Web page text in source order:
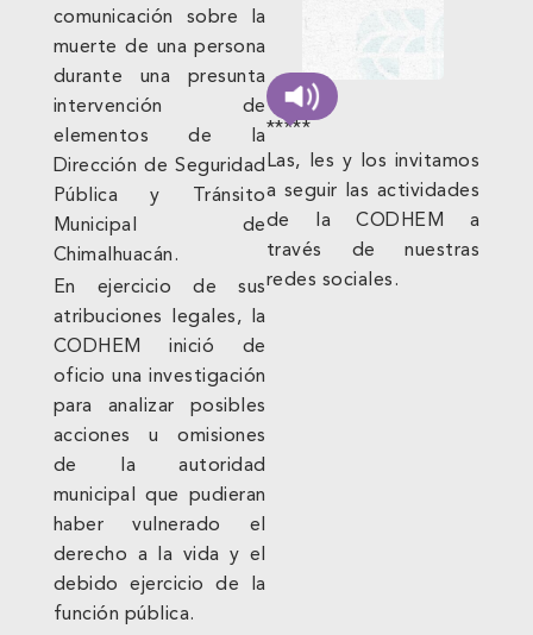
comunicación sobre la
muerte de una persona
durante una presunta
intervención de
elementos de la
Dirección de Seguridad
Pública y Tránsito
Municipal de
Chimalhuacán.
En ejercicio de sus
atribuciones legales, la
CODHEM inició de
oficio una investigación
para analizar posibles
acciones u omisiones
de la autoridad
municipal que pudieran
haber vulnerado el
derecho a la vida y el
debido ejercicio de la
función pública.
*****
Las, les y los invitamos
a seguir las actividades
de la CODHEM a
través de nuestras
redes sociales.